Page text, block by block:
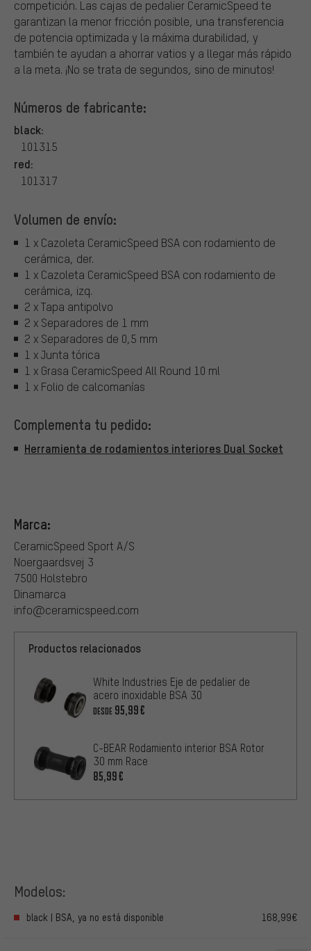
competición. Las cajas de pedalier CeramicSpeed te
garantizan la menor fricción posible, una transferencia
de potencia optimizada y la máxima durabilidad, y
también te ayudan a ahorrar vatios y a llegar más rápido
a la meta. ¡No se trata de segundos, sino de minutos!
Números de fabricante:
black:
101315
red:
101317
Volumen de envío:
1 x Cazoleta CeramicSpeed BSA con rodamiento de
cerámica, der.
1 x Cazoleta CeramicSpeed BSA con rodamiento de
cerámica, izq.
2 x Tapa antipolvo
2 x Separadores de 1 mm
2 x Separadores de 0,5 mm
1 x Junta tórica
1 x Grasa CeramicSpeed All Round 10 ml
1 x Folio de calcomanías
Complementa tu pedido:
Herramienta de rodamientos interiores Dual Socket
Marca:
CeramicSpeed Sport A/S
Noergaardsvej 3
7500 Holstebro
Dinamarca
info@ceramicspeed.com
Productos relacionados
White Industries Eje de pedalier de
acero inoxidable BSA 30
DESDE 95,99€
C-BEAR Rodamiento interior BSA Rotor
30 mm Race
85,99€
Modelos:
black | BSA, ya no está disponible 168,99€